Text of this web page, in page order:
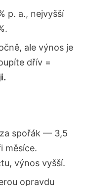
p. a., nejvyšší
ale výnos je
dřív =
spořák — 3,5
měsíce.
výnos vyšší.
opravdu